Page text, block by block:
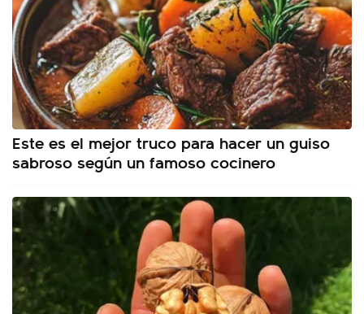
Este es el mejor truco para hacer un guiso
sabroso según un famoso cocinero